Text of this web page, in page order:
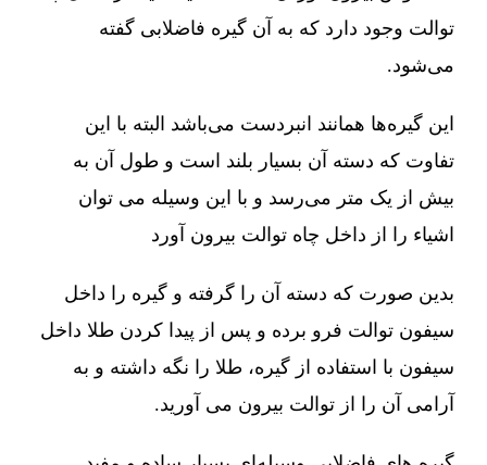
توالت وجود دارد که به آن گیره فاضلابی گفته
می‌شود.
این گیره‌ها همانند انبردست می‌باشد البته با این
تفاوت که دسته آن بسیار بلند است و طول آن به
بیش از یک متر می‌رسد و با این وسیله می توان
اشیاء را از داخل چاه توالت بیرون آورد
بدین صورت که دسته آن را گرفته و گیره را داخل
سیفون توالت فرو برده و پس از پیدا کردن طلا داخل
سیفون با استفاده از گیره، طلا را نگه داشته و به
آرامی آن را از توالت بیرون می آورید.